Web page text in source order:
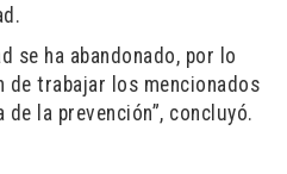
se ha abandonado, por lo
de trabajar los mencionados
la prevención”, concluyó.